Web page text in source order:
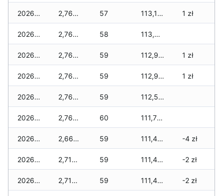
2026-04-07 2,765 zł 57 113,130 zł 1 zł
2026-04-06 2,765 zł 58 113,015 zł
2026-04-05 2,765 zł 59 112,985 zł 1 zł
2026-04-04 2,765 zł 59 112,910 zł 1 zł
2026-04-03 2,765 zł 59 112,555 zł
2026-04-02 2,765 zł 60 111,790 zł
2026-04-01 2,665 zł 59 111,420 zł -4 zł
2026-03-31 2,715 zł 59 111,420 zł -2 zł
2026-03-30 2,715 zł 59 111,420 zł -2 zł